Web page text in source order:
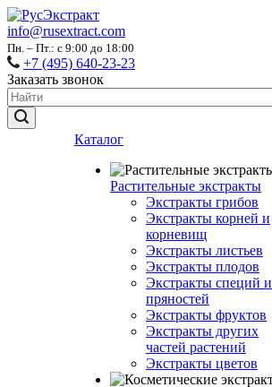
info@rusextract.com
Пн. – Пт.: с 9:00 до 18:00
+7 (495) 640-23-23
Заказать звонок
Каталог
Растительные экстракты
Экстракты грибов
Экстракты корней и
корневищ
Экстракты листьев
Экстракты плодов
Экстракты специй и
пряностей
Экстракты фруктов
Экстракты других
частей растений
Экстракты цветов